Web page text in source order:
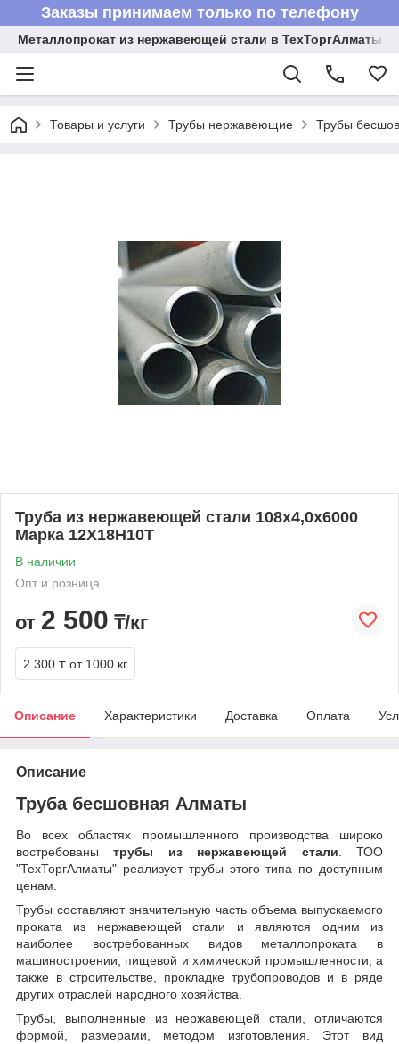
Заказы принимаем только по телефону
Металлопрокат из нержавеющей стали в ТехТоргАлматы
Товары и услуги Трубы нержавеющие Трубы
Труба из нержавеющей стали 108х4,0х6000
Марка 12Х18Н10Т
В наличии
Опт и розница
от 2 500 ₸/кг
2 300 ₸ от 1000 кг
Описание Характеристики Доставка Оплата
Описание
Труба бесшовная Алматы
Во всех областях промышленного производства широко
востребованытрубы из нержавеющей стали. ТОО
"ТехТоргАлматы" реализует трубы этого типа по доступным
ценам.
Трубы составляют значительную часть объема выпускаемого
проката из нержавеющей стали и являются одним из
наиболее востребованных видов металлопроката в
машиностроении, пищевой и химической промышленности, а
также в строительстве, прокладке трубопроводов и в ряде
других отраслей народного хозяйства.
Трубы, выполненные из нержавеющей стали, отличаются
формой, размерами, методом изготовления. Этот вид